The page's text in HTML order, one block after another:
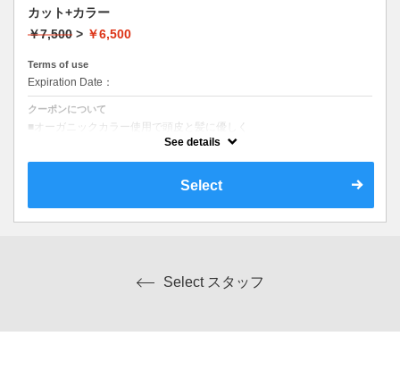
カット+カラー
￥7,500 > ￥6,500
Terms of use
Expiration Date：
クーポンについて
■オーガニックカラー使用で頭皮と髪に優しく
■ ヘアセットが楽になるカット
See details
Select
Select スタッフ